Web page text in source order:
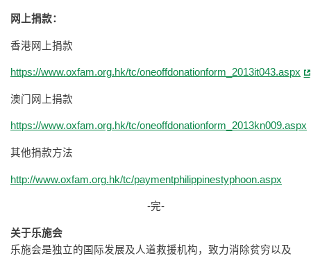
网上捐款：
香港网上捐款
https://www.oxfam.org.hk/tc/oneoffdonationform_2013it043.aspx
澳门网上捐款
https://www.oxfam.org.hk/tc/oneoffdonationform_2013kn009.aspx
其他捐款方法
http://www.oxfam.org.hk/tc/paymentphilippinestyphoon.aspx
-完-
关于乐施会
乐施会是独立的国际发展及人道救援机构，致力消除贫穷以及